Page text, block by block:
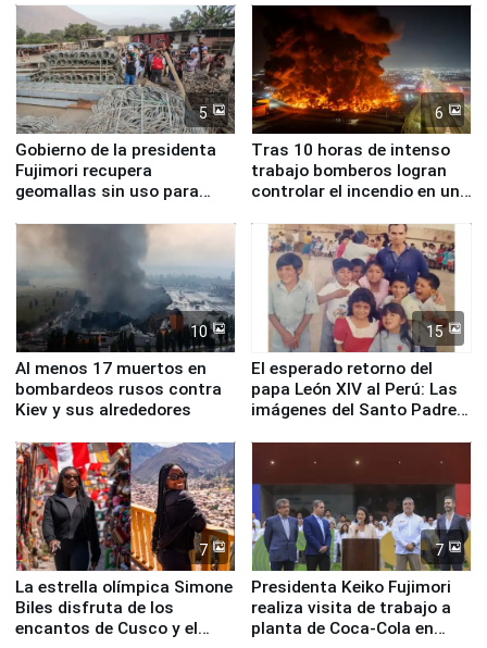
5
Gobierno de la presidenta
Fujimori recupera
geomallas sin uso para
Fenómeno El Niño
6
Tras 10 horas de intenso
trabajo bomberos logran
controlar el incendio en una
de Chile
10
Al menos 17 muertos en
bombardeos rusos contra
Kiev y sus alrededores
15
El esperado retorno del
papa León XIV al Perú: Las
imágenes del Santo Padre
7
La estrella olímpica Simone
Biles disfruta de los
encantos de Cusco y el
7
Presidenta Keiko Fujimori
realiza visita de trabajo a
planta de Coca-Cola en